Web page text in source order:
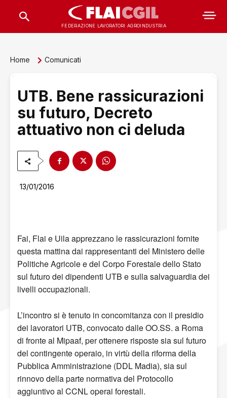
FEDERAZIONE LAVORATORI AGROINDUSTRIA
Home Comunicati
UTB. Bene rassicurazioni
su futuro, Decreto
attuativo non ci deluda
13/01/2016
Fai, Flai e Uila apprezzano le rassicurazioni fornite
questa mattina dai rappresentanti del Ministero delle
Politiche Agricole e del Corpo Forestale dello Stato
sul futuro dei dipendenti UTB e sulla salvaguardia dei
livelli occupazionali.
L’incontro si è tenuto in concomitanza con il presidio
dei lavoratori UTB, convocato dalle OO.SS. a Roma
di fronte al Mipaaf, per ottenere risposte sia sul futuro
del contingente operaio, in virtù della riforma della
Pubblica Amministrazione (DDL Madia), sia sul
rinnovo della parte normativa del Protocollo
aggiuntivo al CCNL operai forestali.